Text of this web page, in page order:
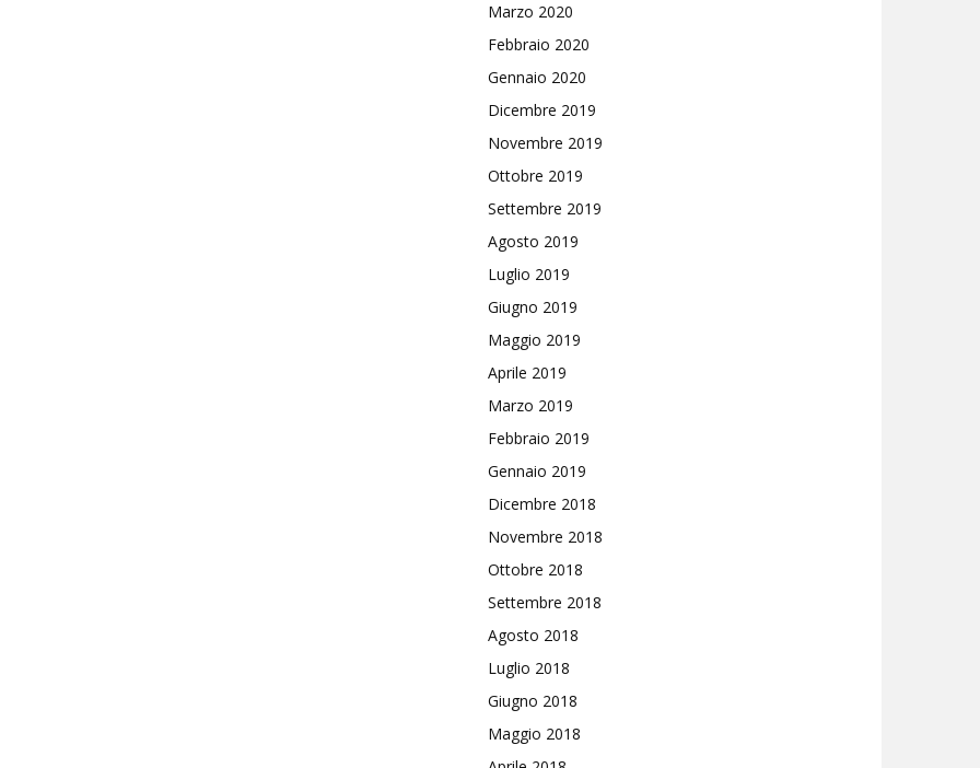
Marzo 2020
Febbraio 2020
Gennaio 2020
Dicembre 2019
Novembre 2019
Ottobre 2019
Settembre 2019
Agosto 2019
Luglio 2019
Giugno 2019
Maggio 2019
Aprile 2019
Marzo 2019
Febbraio 2019
Gennaio 2019
Dicembre 2018
Novembre 2018
Ottobre 2018
Settembre 2018
Agosto 2018
Luglio 2018
Giugno 2018
Maggio 2018